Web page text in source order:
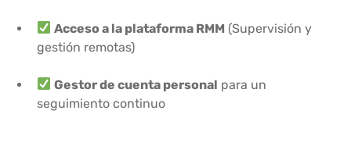
Acceso a la plataforma RMM (Supervisión y
gestión remotas)
Gestor de cuenta personal para un
seguimiento continuo